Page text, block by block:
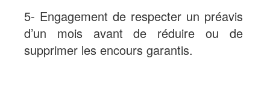
5- Engagement de respecter un préavis
d’un mois avant de réduire ou de
supprimer les encours garantis.